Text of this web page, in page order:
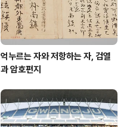
억누르는 자와 저항하는 자, 검열
과 암호편지